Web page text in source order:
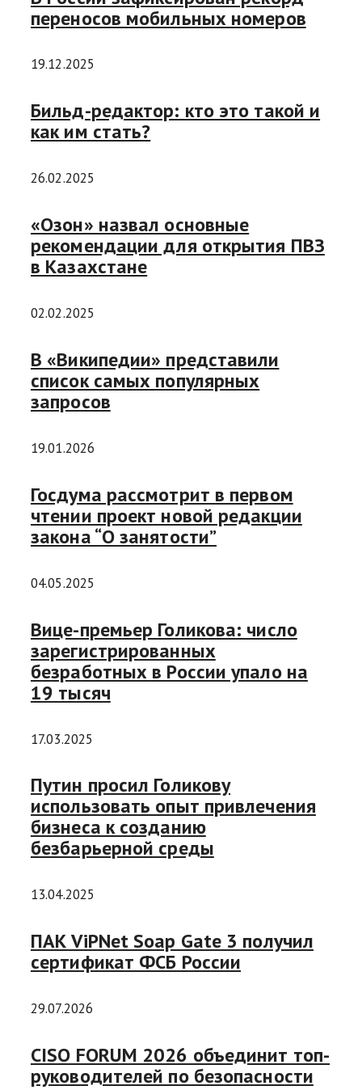
переносов мобильных номеров
19.12.2025
Бильд-редактор: кто это такой и
как им стать?
26.02.2025
«Озон» назвал основные
рекомендации для открытия ПВЗ
в Казахстане
02.02.2025
В «Википедии» представили
список самых популярных
запросов
19.01.2026
Госдума рассмотрит в первом
чтении проект новой редакции
закона “О занятости”
04.05.2025
Вице-премьер Голикова: число
зарегистрированных
безработных в России упало на
19 тысяч
17.03.2025
Путин просил Голикову
использовать опыт привлечения
бизнеса к созданию
безбарьерной среды
13.04.2025
ПАК ViPNet Soap Gate 3 получил
сертификат ФСБ России
29.07.2026
CISO FORUM 2026 объединит топ-
руководителей по безопасности